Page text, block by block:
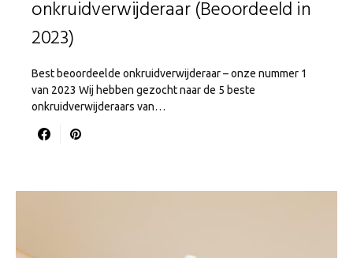
onkruidverwijderaar (Beoordeeld in
2023)
Best beoordeelde onkruidverwijderaar – onze nummer 1
van 2023 Wij hebben gezocht naar de 5 beste
onkruidverwijderaars van…